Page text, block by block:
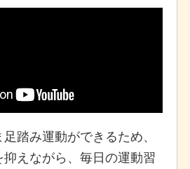
踏み運動ができるため、
えながら、毎日の運動習